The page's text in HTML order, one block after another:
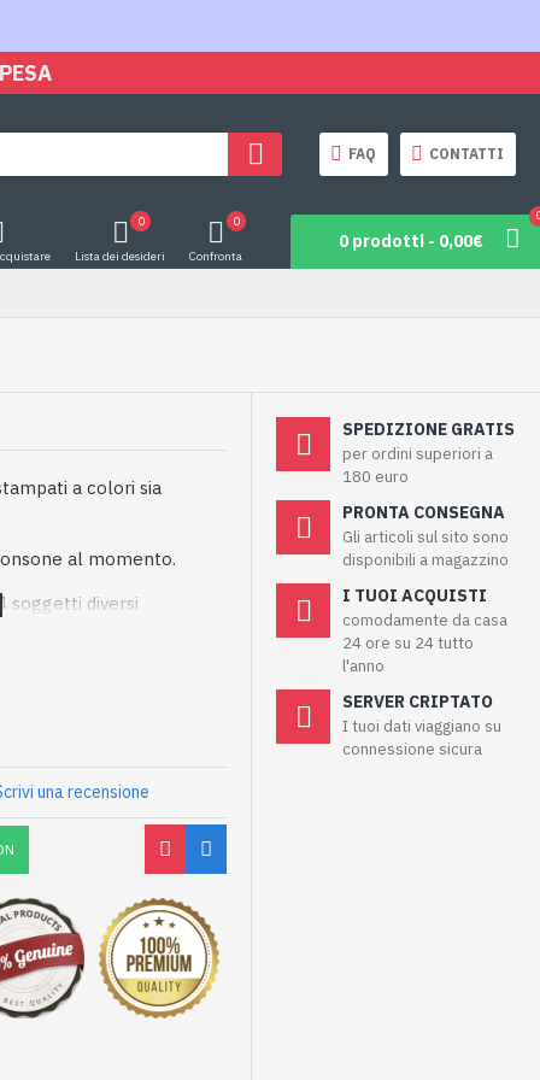
FAQ CONTATTI
Lista dei desideri
0
Confronta
0
0 prodotti - 0,00€
a colori sia
al momento.
soggetti diversi
una recensione
SPEDIZIONE GRATIS
per ordini superiori a
180 euro
PRONTA CONSEGNA
Gli articoli sul sito sono
disponibili a magazzino
I TUOI ACQUISTI
comodamente da casa
24 ore su 24 tutto
l'anno
SERVER CRIPTATO
I tuoi dati viaggiano su
connessione sicura